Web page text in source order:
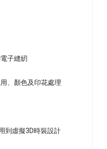
電子縫紉
應用、顏色及印花處理
到虛擬3D時裝設計